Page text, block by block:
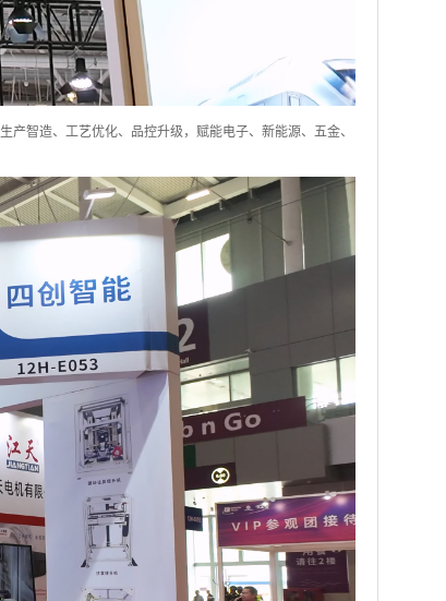
智造、工艺优化、品控升级，赋能电子、新能源、五金、